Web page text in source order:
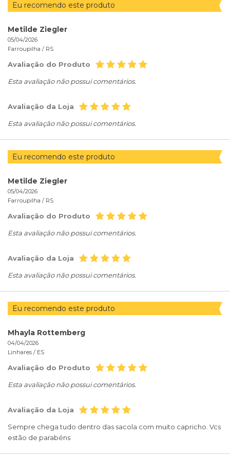
Eu recomendo este produto
Metilde Ziegler
05/04/2026
Farroupilha / RS
Avaliação do Produto
Esta avaliação não possui comentários.
Avaliação da Loja
Esta avaliação não possui comentários.
Eu recomendo este produto
Metilde Ziegler
05/04/2026
Farroupilha / RS
Avaliação do Produto
Esta avaliação não possui comentários.
Avaliação da Loja
Esta avaliação não possui comentários.
Eu recomendo este produto
Mhayla Rottemberg
04/04/2026
Linhares / ES
Avaliação do Produto
Esta avaliação não possui comentários.
Avaliação da Loja
Sempre chega tudo dentro das sacola com muito capricho. Vcs
estão de parabéns